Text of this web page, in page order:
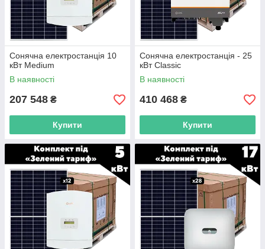
Сонячна електростанція 10
кВт Medium
В наявності
207 548 ₴
Купити
Сонячна електростанція - 25
кВт Classic
В наявності
410 468 ₴
Купити